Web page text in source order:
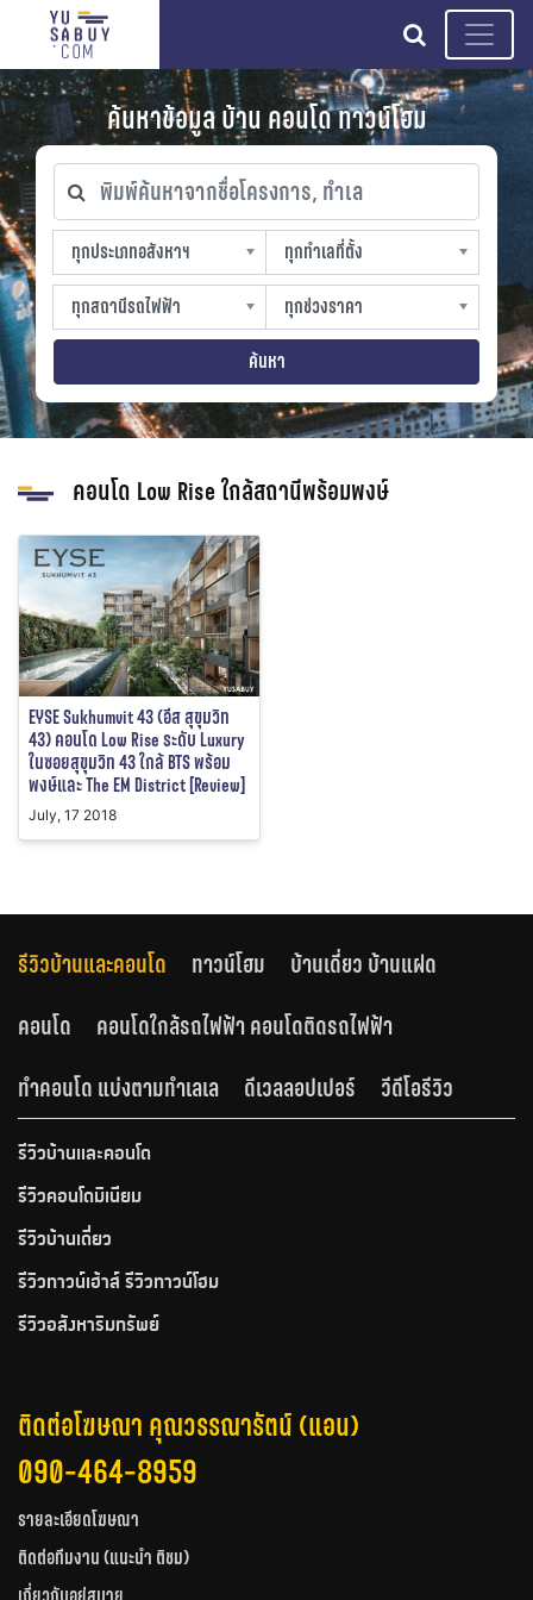
search
ค้นหาข้อมูล บ้าน คอนโด ทาวน์โฮม
พิมพ์ค้นหาจากชื่อโครงการ, ทำเล
ทุกประเภทอสังหาฯ
ทุกประเภทอสังหาฯ
sproperty
ทุกทำเลที่ตั้ง
ทุกทำเลที่ตั้ง
slocation
ทุกสถานีรถไฟฟ้า
ทุกสถานีรถไฟฟ้า
strain-station
ทุกช่วงราคา
ทุกช่วงราคา
sprice
ค้นหา
คอนโด Low Rise ใกล้สถานีพร้อมพงษ์
EYSE Sukhumvit 43 (อีส สุขุมวิท
43) คอนโด Low Rise ระดับ Luxury
ในซอยสุขุมวิท 43 ใกล้ BTS พร้อม
พงษ์และ The EM District [Review]
July, 17 2018
รีวิวบ้านและคอนโด ทาวน์โฮม
บ้านเดี่ยว บ้านแฝด
คอนโด
คอนโดใกล้รถไฟฟ้า คอนโดติดรถไฟฟ้า
ทำคอนโด แบ่งตามทำเลเล
ดีเวลลอปเปอร์ วีดีโอรีวิว
รีวิวบ้านและคอนโด
รีวิวคอนโดมิเนียม
รีวิวบ้านเดี่ยว
รีวิวทาวน์เฮ้าส์ รีวิวทาวน์โฮม
รีวิวอสังหาริมทรัพย์
ติดต่อโฆษณา คุณวรรณารัตน์ (แอน)
090-464-8959
รายละเอียดโฆษณา
ติดต่อทีมงาน (แนะนำ ติชม)